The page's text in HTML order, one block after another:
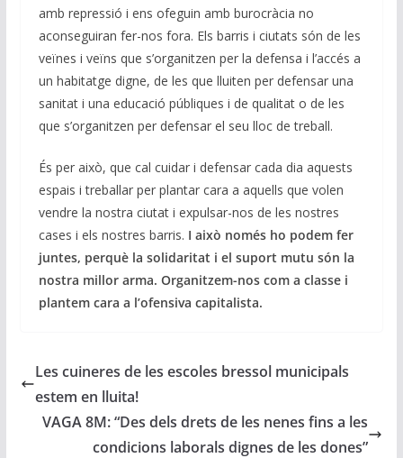
amb repressió i ens ofeguin amb burocràcia no
aconseguiran fer-nos fora. Els barris i ciutats són de les
veïnes i veïns que s’organitzen per la defensa i l’accés a
un habitatge digne, de les que lluiten per defensar una
sanitat i una educació públiques i de qualitat o de les
que s’organitzen per defensar el seu lloc de treball.
És per això, que cal cuidar i defensar cada dia aquests
espais i treballar per plantar cara a aquells que volen
vendre la nostra ciutat i expulsar-nos de les nostres
cases i els nostres barris. I això només ho podem fer
juntes, perquè la solidaritat i el suport mutu són la
nostra millor arma. Organitzem-nos com a classe i
plantem cara a l’ofensiva capitalista.
Les cuineres de les escoles bressol municipals
estem en lluita!
VAGA 8M: “Des dels drets de les nenes fins a les
condicions laborals dignes de les dones”